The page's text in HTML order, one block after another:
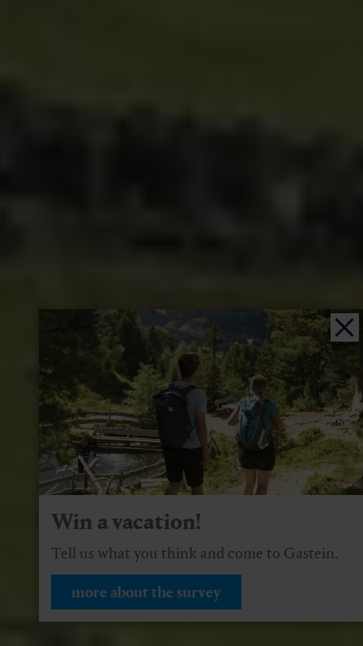
Win a vacation!
Tell us what you think and come to Gastein.
more about the survey